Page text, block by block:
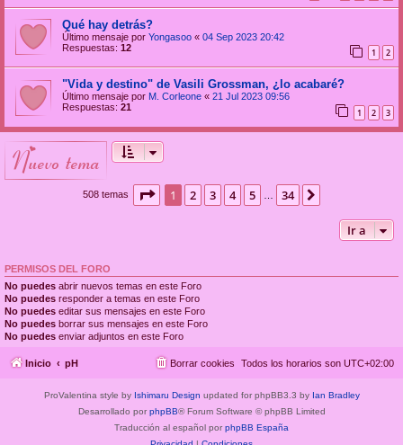
Qué hay detrás?
Último mensaje por Yongasoo « 04 Sep 2023 20:42
Respuestas: 12 1 2
"Vida y destino" de Vasili Grossman, ¿lo acabaré?
Último mensaje por M. Corleone « 21 Jul 2023 09:56
Respuestas: 21 1 2 3
nuevo tema
508 temas Página de 34
1 2 3 4 5 34
Ir a
PERMISOS DEL FORO
No puedes abrir nuevos temas en este Foro
No puedes responder a temas en este Foro
No puedes editar sus mensajes en este Foro
No puedes borrar sus mensajes en este Foro
No puedes enviar adjuntos en este Foro
Inicio pH Todos los horarios son UTC+02:00
Borrar cookies
ProValentina style by Ishimaru Design updated for phpBB3.3 by Ian Bradley
Desarrollado por phpBB® Forum Software © phpBB Limited
Traducción al español por phpBB España